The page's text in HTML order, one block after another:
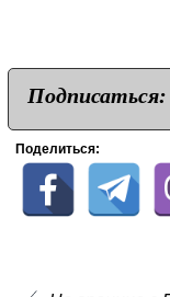
Подписаться:
Поделиться: